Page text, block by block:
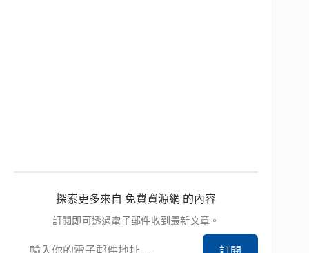
探索更多來自 免費資源網 的內容
訂閱即可透過電子郵件收到最新文章。